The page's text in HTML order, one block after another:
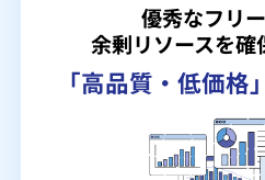
優秀なフリ
余剰リソースを確
「高品質・低価格